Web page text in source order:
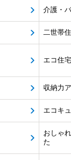
介護・
二世帯
エコ住宅
収納力
エコキ
おしゃ
た